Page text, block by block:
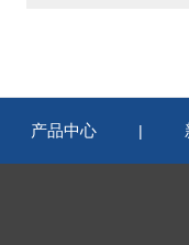
产品中心 |